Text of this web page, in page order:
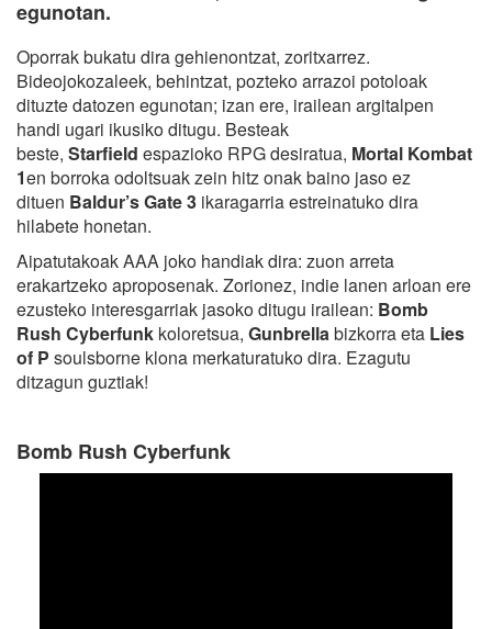
egunotan.
Oporrak bukatu dira gehienontzat, zoritxarrez.
Bideojokozaleek, behintzat, pozteko arrazoi potoloak
dituzte datozen egunotan; izan ere, irailean argitalpen
handi ugari ikusiko ditugu. Besteak
beste, Starfield espazioko RPG desiratua, Mortal Kombat
1en borroka odoltsuak zein hitz onak baino jaso ez
dituen Baldur’s Gate 3 ikaragarria estreinatuko dira
hilabete honetan.
Aipatutakoak AAA joko handiak dira: zuon arreta
erakartzeko aproposenak. Zorionez, indie lanen arloan ere
ezusteko interesgarriak jasoko ditugu irailean: Bomb
Rush Cyberfunk koloretsua, Gunbrellabizkorra eta Lies
of P soulsborne klona merkaturatuko dira. Ezagutu
ditzagun guztiak!
Bomb Rush Cyberfunk